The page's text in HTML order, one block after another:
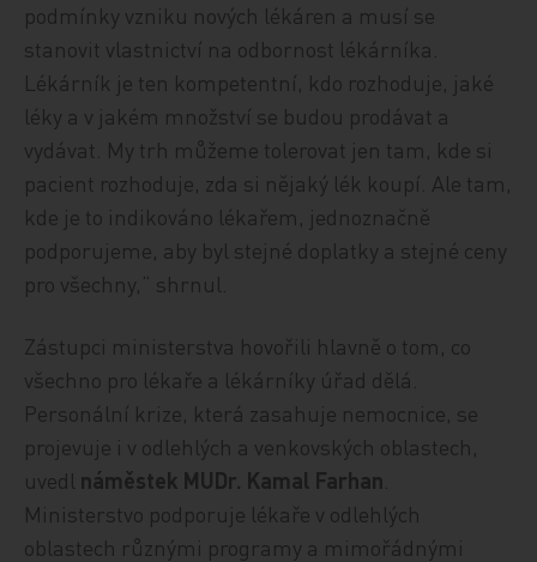
podmínky vzniku nových lékáren a musí se
stanovit vlastnictví na odbornost lékárníka.
Lékárník je ten kompetentní, kdo rozhoduje, jaké
léky a v jakém množství se budou prodávat a
vydávat. My trh můžeme tolerovat jen tam, kde si
pacient rozhoduje, zda si nějaký lék koupí. Ale tam,
kde je to indikováno lékařem, jednoznačně
podporujeme, aby byl stejné doplatky a stejné ceny
pro všechny,“ shrnul.
Zástupci ministerstva hovořili hlavně o tom, co
všechno pro lékaře a lékárníky úřad dělá.
Personální krize, která zasahuje nemocnice, se
projevuje i v odlehlých a venkovských oblastech,
uvedl náměstek MUDr. Kamal Farhan
Ministerstvo podporuje lékaře v odlehlých
oblastech různými programy a mimořádnými